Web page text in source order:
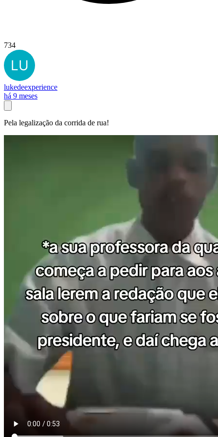
734
lukedeexperience
há 9 meses
Pela legalização da corrida de rua!